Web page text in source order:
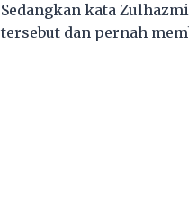
Sedangkan kata
tersebut dan pernah